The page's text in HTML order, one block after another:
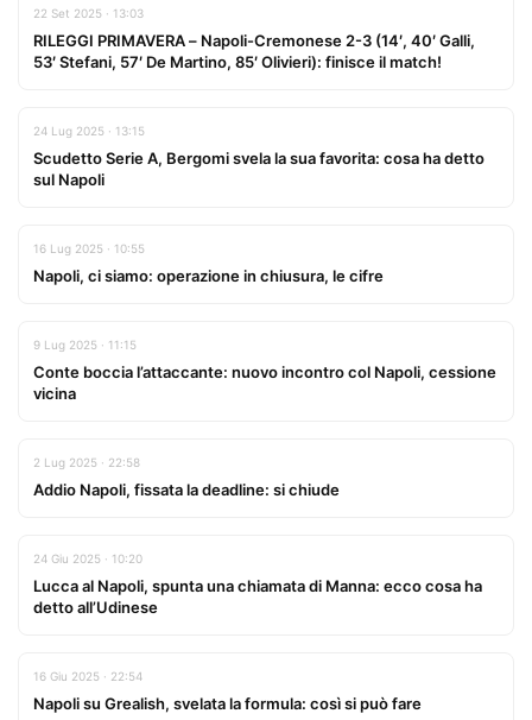
22 Set 2025 · 13:03
RILEGGI PRIMAVERA – Napoli-Cremonese 2-3 (14′, 40′ Galli,
53′ Stefani, 57′ De Martino, 85′ Olivieri): finisce il match!
24 Lug 2025 · 13:15
Scudetto Serie A, Bergomi svela la sua favorita: cosa ha detto
sul Napoli
16 Lug 2025 · 10:55
Napoli, ci siamo: operazione in chiusura, le cifre
9 Lug 2025 · 11:15
Conte boccia l’attaccante: nuovo incontro col Napoli, cessione
vicina
2 Lug 2025 · 22:58
Addio Napoli, fissata la deadline: si chiude
24 Giu 2025 · 10:20
Lucca al Napoli, spunta una chiamata di Manna: ecco cosa ha
detto all’Udinese
16 Giu 2025 · 22:54
Napoli su Grealish, svelata la formula: così si può fare